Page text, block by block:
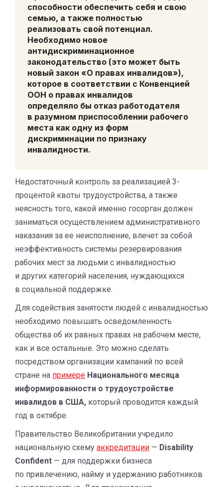
способности обеспечить себя и свою
семью, а также полностью
реализовать свой потенциал.
Необходимо новое
антидискриминационное
законодательство (это может быть
новый закон «О правах инвалидов»),
которое в соответствии с Конвенцией
ООН о правах инвалидов
определяло бы отказ работодателя
в разумном приспособлении рабочего
места как одну из форм
дискриминации по признаку
инвалидности.
Недостаточный контроль за реализацией 3-
процентой квоты трудоустройства, а также
неясность того, какой именно госорган должен
заниматься осуществлением административного
наказания за ее неисполнение, влечет за собой
неэффективность системы резервирования
рабочих мест за людьми с инвалидностью
и других категорий населения, нуждающихся
в социальной поддержке.
Для содействия занятости людей с инвалидностью
необходимо повышать осведомленность
общества об их равных правах на рабочем месте,
как и все остальные. Это можно сделать
посредством организации кампаний по всей
стране на примере Национального месяца
информированности о трудоустройстве
инвалидов в США, который проводится каждый
год в октябре.
Правительство Великобритании учредило
национальную схему аккредитации — Disability
Confident — для поддержки бизнеса
по привлечению, найму и удержанию работников